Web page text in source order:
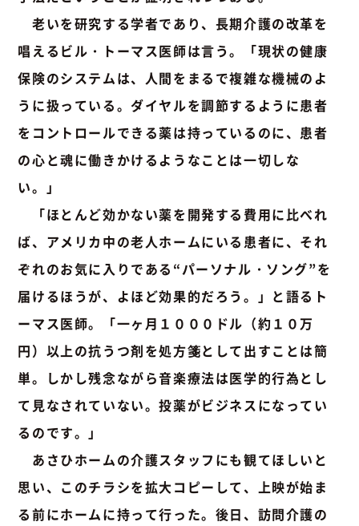
老いを研究する学者であり、長期介護の改革を
唱えるビル・トーマス医師は言う。「現状の健康
保険のシステムは、人間をまるで複雑な機械のよ
うに扱っている。ダイヤルを調節するように患者
をコントロールできる薬は持っているのに、患者
の心と魂に働きかけるようなことは一切しな
い。」
「ほとんど効かない薬を開発する費用に比べれ
ば、アメリカ中の老人ホームにいる患者に、それ
ぞれのお気に入りである“パーソナル・ソング”を
届けるほうが、よほど効果的だろう。」と語るト
ーマス医師。「一ヶ月１０００ドル（約１０万
円）以上の抗うつ剤を処方箋として出すことは簡
単。しかし残念ながら音楽療法は医学的行為とし
て見なされていない。投薬がビジネスになってい
るのです。」
あさひホームの介護スタッフにも観てほしいと
思い、このチラシを拡大コピーして、上映が始ま
る前にホームに持って行った。後日、訪問介護の